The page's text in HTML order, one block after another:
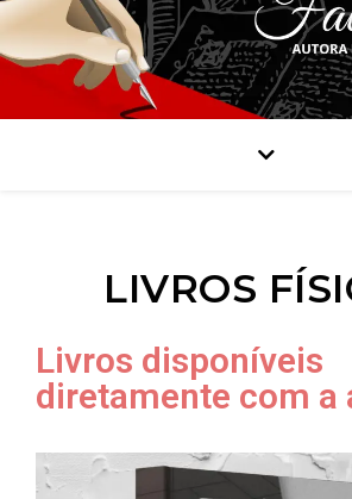
LIVROS
Livros disponíveis
diretamente com a